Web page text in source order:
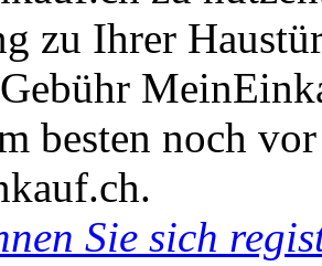
zu Ihrer
besten noch
Sie sich